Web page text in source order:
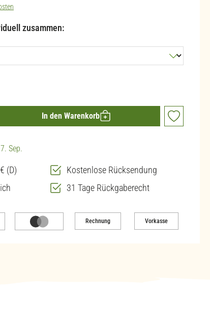
zusammen:
gewünschten Wert ein oder benutze
In den Warenkorb
Sep.
(D)
Kostenlose Rücksendung
31 Tage Rückgaberecht
Rechnung Vorkasse